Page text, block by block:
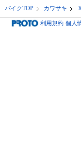
バイクTOP カワサキ
利用規約 個人